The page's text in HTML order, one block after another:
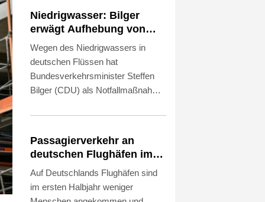
gefährlichen Eingriffs in den
Luftverkehr, erklärte die
Bundesanwaltschaft am
Donnerstagabend. Die Behörde
habe die Ermittlungen "wegen der
besonderen Bedeutung des Falles"
Niedrigwasser: Bilger
erwägt Aufhebung von
Sonn- und
Feiertagsfahrverbot für
Wegen des Niedrigwassers in
deutschen Flüssen hat
Bundesverkehrsminister Steffen
Bilger (CDU) als Notfallmaßnahme
des Sonn- und
Lastwagen ins Spiel gebracht. "Ich
könnte mir beispielsweise
vorstellen, dass wir Sonn- und
Feiertagsfahrverbote für Lkw
Passagierverkehr an
deutschen Flughäfen im
ersten Halbjahr gesunken
Auf Deutschlands Flughäfen sind
im ersten Halbjahr weniger